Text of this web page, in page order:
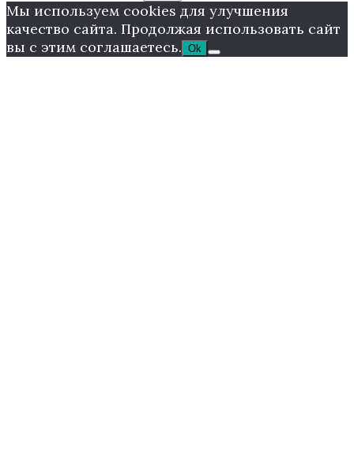
Мы используем cookies для улучшения
качество сайта. Продолжая использовать сайт
вы с этим соглашаетесь. Ok